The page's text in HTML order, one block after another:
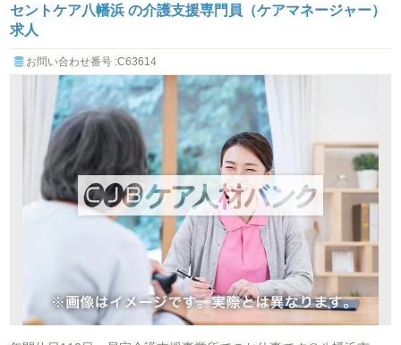
セントケア八幡浜 の介護支援専門員（ケアマネージャー）
求人
お問い合わせ番号 :C63614